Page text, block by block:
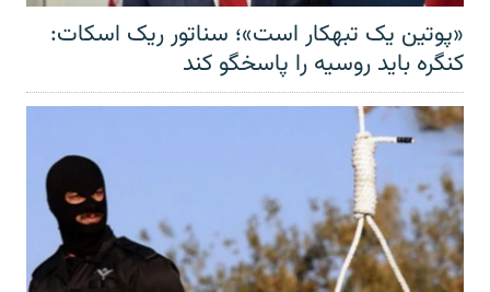
«پوتین یک تبهکار است»؛ سناتور ریک اسکات:
کنگره باید روسیه را پاسخگو کند